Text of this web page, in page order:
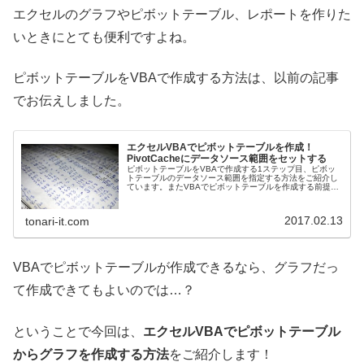
エクセルのグラフやピボットテーブル、レポートを作りた
いときにとても便利ですよね。
ピボットテーブルをVBAで作成する方法は、以前の記事
でお伝えしました。
エクセルVBAでピボットテーブルを作成！
PivotCacheにデータソース範囲をセットする
ピボットテーブルをVBAで作成する1ステップ目、ピボッ
トテーブルのデータソース範囲を指定する方法をご紹介し
ています。またVBAでピボットテーブルを作成する前提知
tonari-it.com 2017.02.13
VBAでピボットテーブルが作成できるなら、グラフだっ
て作成できてもよいのでは…？
ということで今回は、 エクセルVBAでピボットテーブル
からグラフを作成する方法をご紹介します！